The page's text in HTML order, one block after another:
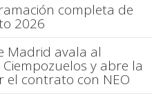
completa de
2026
Madrid avala al
y abre la
el contrato con NEO